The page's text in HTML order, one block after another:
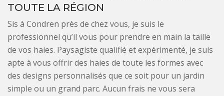
TOUTE LA RÉGION
Sis à Condren près de chez vous, je suis le
professionnel qu’il vous pour prendre en main la taille
de vos haies. Paysagiste qualifié et expérimenté, je suis
apte à vous offrir des haies de toute les formes avec
des designs personnalisés que ce soit pour un jardin
simple ou un grand parc. Aucun frais ne vous sera